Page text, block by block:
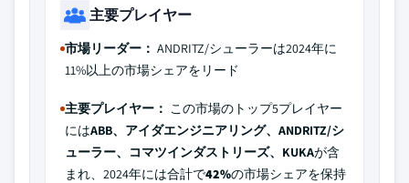
主要プレイヤー
市場リーダー： ANDRITZ/シューラーは2024年に
11%以上の市場シェアをリード
主要プレイヤー： この市場のトップ5プレイヤー
にはABB、アイダエンジニアリング、ANDRITZ/シ
ューラー、コマツインダストリーズ、KUKAが含
まれ、2024年には合計で42%の市場シェアを保持